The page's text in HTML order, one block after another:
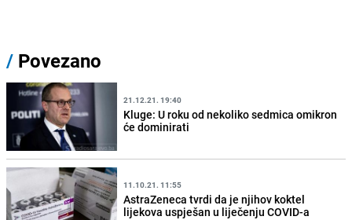
/ Povezano
21.12.21. 19:40
Kluge: U roku od nekoliko sedmica omikron
će dominirati
11.10.21. 11:55
AstraZeneca tvrdi da je njihov koktel
lijekova uspješan u liječenju COVID-a